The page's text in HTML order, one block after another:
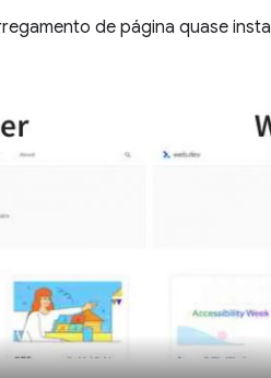
de página quase